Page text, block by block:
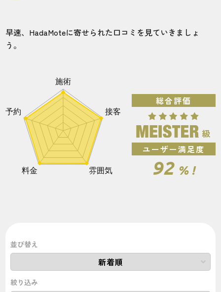
店舗ごとの利用者の声をご紹介
リンクス（RINX）のカウンセリング予約方法
【総評】リンクス（RINX）は満足度の高い脱毛を
したい人におすすめ！
リンクスに関するよくある質問
早速、HadaMoteに寄せられた口コミを見ていきましょ
う。
総合評価
ユーザー満足度
92 % !
並び替え
絞り込み